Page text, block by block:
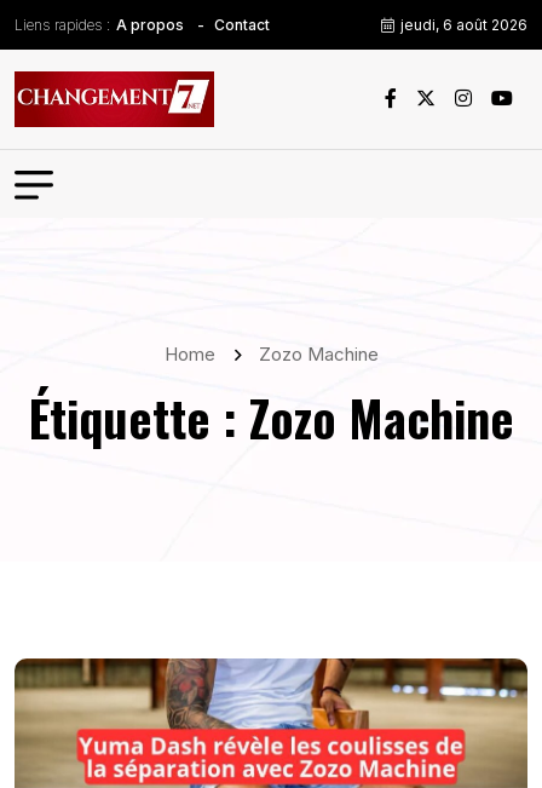
Liens rapides : A propos Contact jeudi, 6 août 2026
Home Zozo Machine
Étiquette : Zozo Machine